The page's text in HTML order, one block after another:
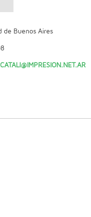
de Buenos Aires